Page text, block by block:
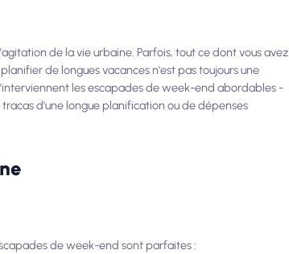
de la vie urbaine. Parfois, tout ce dont vous avez
de longues vacances n'est pas toujours une
les escapades de week-end abordables -
d'une longue planification ou de dépenses
de week-end sont parfaites :